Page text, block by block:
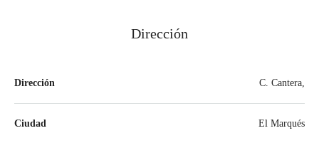
Dirección
Dirección C. Cantera,
Ciudad El Marqués